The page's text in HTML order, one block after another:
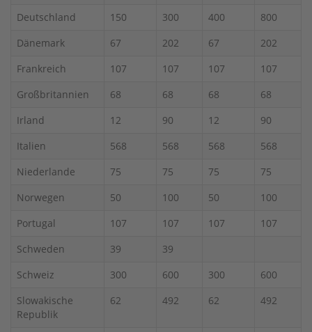
Deutschland
150 300 400
800
Dänemark
67 202 67
202
Frankreich
107 107 107
107
Großbritannien
68 68 68
68
Irland
12 90 12
90
Italien
568 568 568
568
Niederlande
75 75 75
75
Norwegen
50 100 50
100
Portugal
107 107 107
107
Schweden
39
39
Schweiz
300 600 300
600
Slowakische
Republik
62 492 62 492